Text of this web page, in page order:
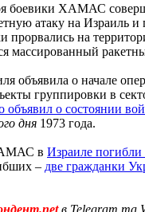
боевики ХАМАС
атаку на Израиль и
прорвались на
массированный
объявила о начале
группировки в
объявил о состоянии
дня 1973 года.
в Израиле погибли
– две гражданки
в Telegram та